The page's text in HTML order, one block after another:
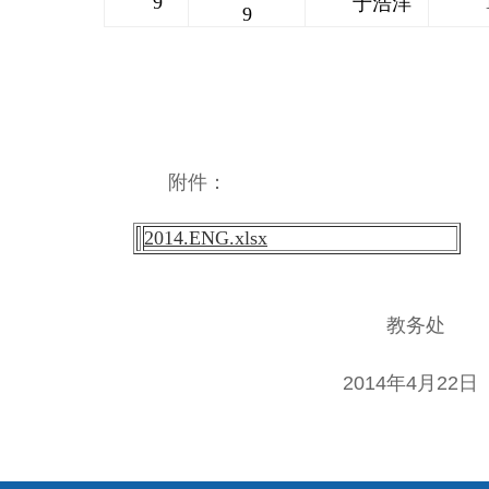
9
附件：
2014.ENG.xlsx
教务处
2014年4月22日